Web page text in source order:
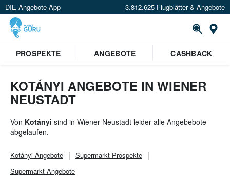
DIE Angebote App 3.812.625 Flugblätter & Angebote
PROSPEKTE ANGEBOTE CASHBACK
KOTÁNYI ANGEBOTE IN WIENER
NEUSTADT
Von Kotányi sind in Wiener Neustadt leider alle Angebebote
abgelaufen.
Kotányi Angebote Supermarkt Prospekte
Supermarkt Angebote